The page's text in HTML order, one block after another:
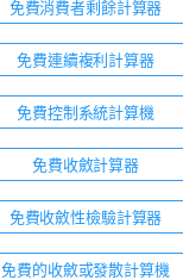
免費消費者剩餘計算器
免費連續複利計算器
免費控制系統計算機
免費收斂計算器
免費收斂性檢驗計算器
免費的收斂或發散計算機